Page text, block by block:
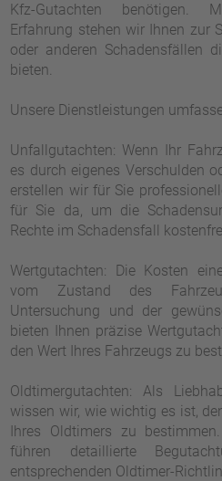
Kfz-Gutachten benötigen.
Erfahrung stehen wir Ihnen zur
oder anderen Schadensfällen
bieten.
Unsere Dienstleistungen
Unfallgutachten: Wenn Ihr
es durch eigenes Verschulden
erstellen wir für Sie
für Sie da, um die
Rechte im Schadensfall
Wertgutachten: Die Kosten
vom Zustand des
Untersuchung und der
bieten Ihnen präzise
den Wert Ihres Fahrzeugs zu
Oldtimergutachten: Als
wissen wir, wie wichtig es ist,
Ihres Oldtimers zu
führen detaillierte
entsprechenden Oldtimer-